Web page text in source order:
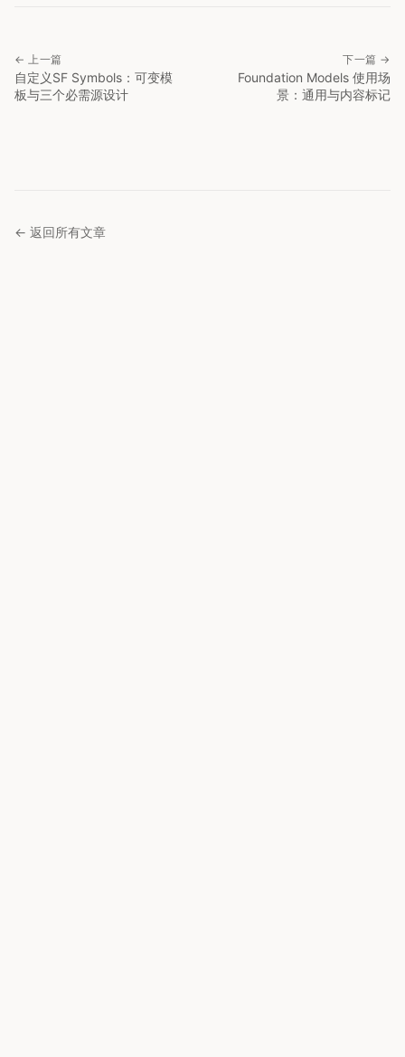
← 上一篇
自定义SF Symbols：可变模
板与三个必需源设计
下一篇 →
Foundation Models 使用场
景：通用与内容标记
← 返回所有文章